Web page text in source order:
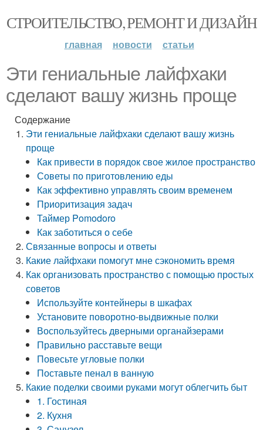
СТРОИТЕЛЬСТВО, РЕМОНТ И ДИЗАЙН
главная новости статьи
Эти гениальные лайфхаки
сделают вашу жизнь проще
Содержание
Эти гениальные лайфхаки сделают вашу жизнь
проще
Как привести в порядок свое жилое пространство
Советы по приготовлению еды
Как эффективно управлять своим временем
Приоритизация задач
Таймер Pomodoro
Как заботиться о себе
Связанные вопросы и ответы
Какие лайфхаки помогут мне сэкономить время
Как организовать пространство с помощью простых
советов
Используйте контейнеры в шкафах
Установите поворотно-выдвижные полки
Воспользуйтесь дверными органайзерами
Правильно расставьте вещи
Повесьте угловые полки
Поставьте пенал в ванную
Какие поделки своими руками могут облегчить быт
1. Гостиная
2. Кухня